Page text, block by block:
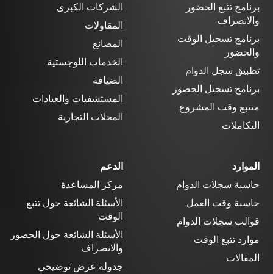
برنامج تتبع الحضور
والانصراف
برنامج تسجيل الوقت
والحضور
تطبيق سجل الدوام
برنامج تسجيل الحضور
متتبع وقت المشروع
التكاملات
الشركات الكبرى
المقاولات
المصانع
الخدمات اللوجستية
الضيافة
المستشفيات والعيادات
المحلات التجارية
الموارد
حاسبة سجلات الدوام
حاسبة وقت العمل
قوالب سجلات الدوام
موارد تتبع الوقت
المقالات
الدعم
مركز المساعدة
الأسئلة الشائعة حول تتبع
الوقت
الأسئلة الشائعة حول الحضور
والانصراف
جدولة عرض توضيحي